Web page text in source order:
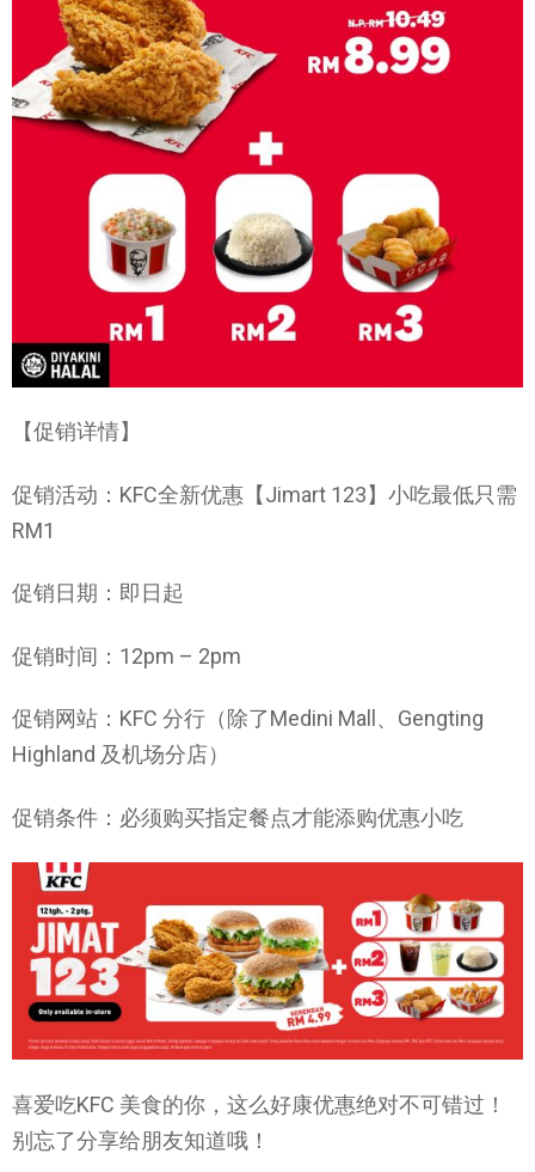
【促销详情】
促销活动：KFC全新优惠【Jimart 123】小吃最低只需
RM1
促销日期：即日起
促销时间：12pm – 2pm
促销网站：KFC 分行（除了Medini Mall、Gengting
Highland 及机场分店）
促销条件：必须购买指定餐点才能添购优惠小吃
喜爱吃KFC 美食的你，这么好康优惠绝对不可错过！
别忘了分享给朋友知道哦！